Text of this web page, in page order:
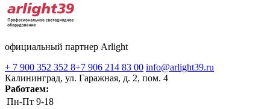
официальный партнер Arlight
+ 7 900 352 352 8+7 906 214 83 00 info@arlight39.ru
Калининград, ул. Гаражная, д. 2, пом. 4
Работаем:
Пн-Пт 9-18